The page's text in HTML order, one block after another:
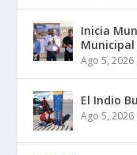
Inicia
Ago 5, 2026
El Indio
Ago 5, 2026